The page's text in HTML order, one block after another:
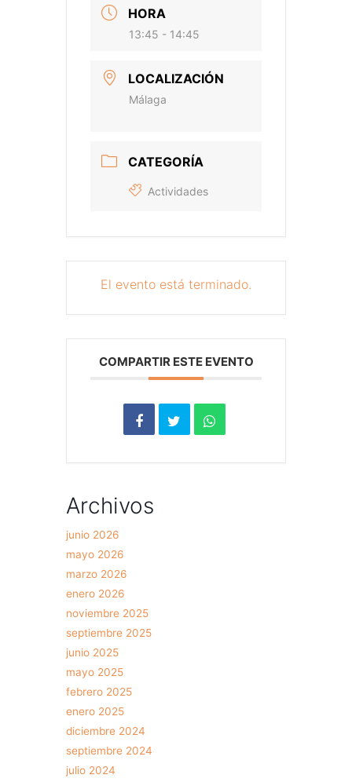
HORA
13:45 - 14:45
LOCALIZACIÓN
Málaga
CATEGORÍA
Actividades
El evento está terminado.
COMPARTIR ESTE EVENTO
Archivos
junio 2026
mayo 2026
marzo 2026
enero 2026
noviembre 2025
septiembre 2025
junio 2025
mayo 2025
febrero 2025
enero 2025
diciembre 2024
septiembre 2024
julio 2024